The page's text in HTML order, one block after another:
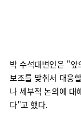
박 수석대변인은 "앞
보조를 맞춰서 대응
나 세부적 논의에 대
다"고 했다.